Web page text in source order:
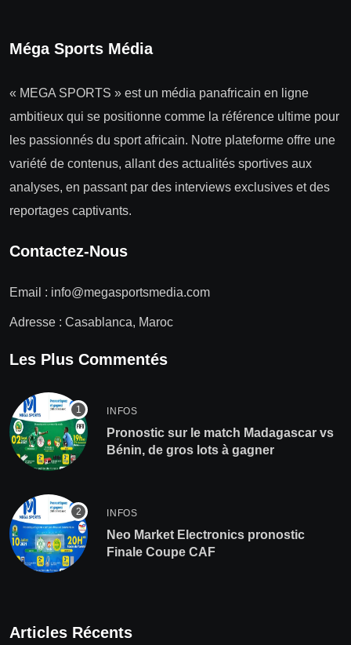
Méga Sports Média
« MEGA SPORTS » est un média panafricain en ligne
ambitieux qui se positionne comme la référence ultime pour
les passionnés du sport africain. Notre plateforme offre une
variété de contenus, allant des actualités sportives aux
analyses, en passant par des interviews exclusives et des
reportages captivants.
Contactez-Nous
Email : info@megasportsmedia.com
Adresse : Casablanca, Maroc
Les Plus Commentés
INFOS
Pronostic sur le match Madagascar vs
Bénin, de gros lots à gagner
INFOS
Neo Market Electronics pronostic
Finale Coupe CAF
Articles Récents